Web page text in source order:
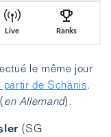
le même jour
de Schänis.
en Allemand).
(SG